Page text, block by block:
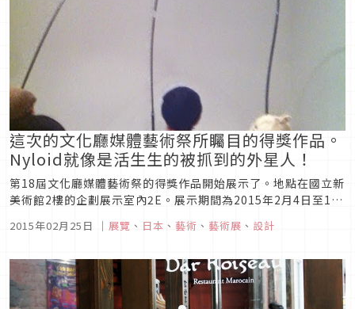
這次的文化廳媒體藝術祭所矚目的得獎作品。
Nyloid就像是活生生的被抓到的外星人！
第18屆文化廳媒體藝術祭的得獎作品開始展示了。地點在國立新
美術館2樓的企劃展示室內2E。展示期間為2015年2月4日至15
美術部門，娛樂部門，動畫部門，漫畫部門的4個區塊，分為一
說，就是可以...
2015年02月25日 ｜ 展覽 、 日本 、 藝術 、 藝術展 、 設計